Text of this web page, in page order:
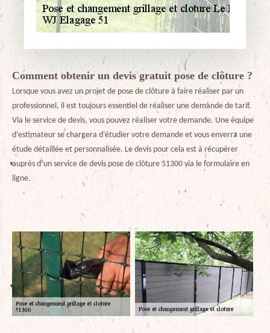
Comment obtenir un devis gratuit pose de clôture ?
Lorsque vous avez un projet de pose de clôture à faire réaliser par un
professionnel, il est toujours essentiel de réaliser une demande de tarif.
Via le service de devis, vous pouvez réaliser votre demande. Une équipe
d’estimateur se chargera d’étudier votre demande et vous enverra une
étude détaillée et personnalisée. Le devis pour cela est à récupérer
auprès d’un service de devis pose de clôture 51300 via le formulaire en
ligne.